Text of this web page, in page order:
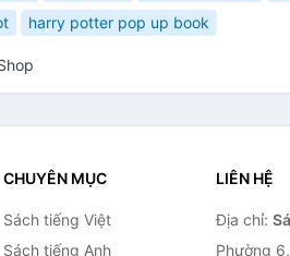
harry potter pop up book
CHUYÊN MỤC
Sách tiếng Việt
Sách tiếng Anh
LIÊN HỆ
Địa chỉ:
Phường